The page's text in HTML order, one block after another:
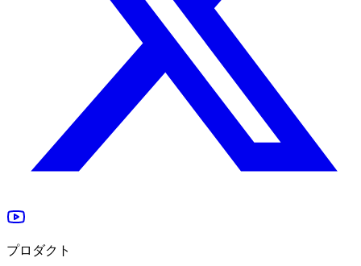
プロダクト